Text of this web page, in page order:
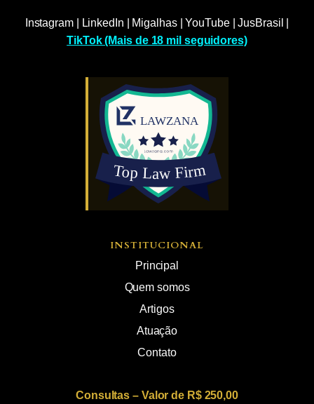
Instagram| LinkedIn Migalhas|YouTube|JusBrasil
TikTok (Mais de 18 mil seguidores)
INSTITUCIONAL
Principal
Quem somos
Artigos
Atuação
Contato
Consultas – Valor de R$ 250,00